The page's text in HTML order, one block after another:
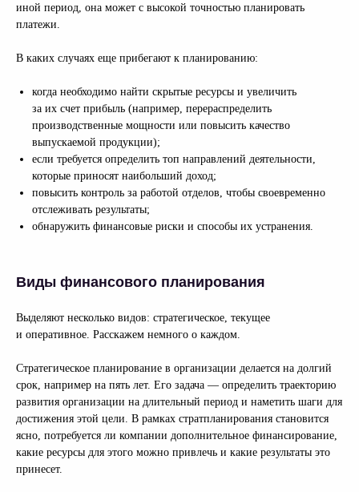
иной период, она может с высокой точностью планировать
платежи.
В каких случаях еще прибегают к планированию:
когда необходимо найти скрытые ресурсы и увеличить
за их счет прибыль (например, перераспределить
производственные мощности или повысить качество
выпускаемой продукции);
если требуется определить топ направлений деятельности,
которые приносят наибольший доход;
повысить контроль за работой отделов, чтобы своевременно
отслеживать результаты;
обнаружить финансовые риски и способы их устранения.
Виды финансового планирования
Выделяют несколько видов: стратегическое, текущее
и оперативное. Расскажем немного о каждом.
Стратегическое планирование в организации делается на долгий
срок, например на пять лет. Его задача — определить траекторию
развития организации на длительный период и наметить шаги для
достижения этой цели. В рамках стратпланирования становится
ясно, потребуется ли компании дополнительное финансирование,
какие ресурсы для этого можно привлечь и какие результаты это
принесет.